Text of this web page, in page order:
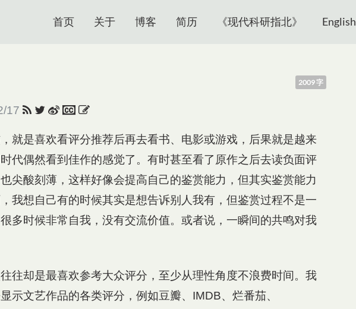
首页 关于 博客 简历 《现代科研指北》 English
2009 字
17
就是喜欢看评分推荐后再去看书、电影或游戏，后果就是越来
代偶然看到佳作的感觉了。有时甚至看了原作之后去读负面评
尖酸刻薄，这样好像会提高自己的鉴赏能力，但其实鉴赏能力
我想自己有的时候其实是想告诉别人我有，但鉴赏过程不是一
多时候非常自我，没有交流价值。或者说，一瞬间的共鸣对我
往却是最喜欢参考大众评分，至少从理性角度不浪费时间。我
示文艺作品的各类评分，例如豆瓣、IMDB、烂番茄、